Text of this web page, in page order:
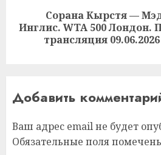
Следующая
запись:
Сорана Кырстя —
Инглис. WTA 500 Лондон.
трансляция 09.06.2026
Добавить
Ваш адрес email не будет
Обязательные поля